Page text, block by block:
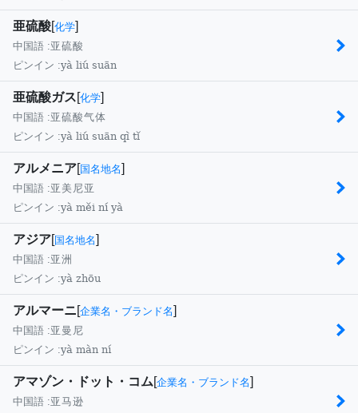
亜硫酸[化学]
中国語 :亚硫酸
ピンイン :yà liú suān
亜硫酸ガス[化学]
中国語 :亚硫酸气体
ピンイン :yà liú suān qì tǐ
アルメニア[国名地名]
中国語 :亚美尼亚
ピンイン :yà měi ní yà
アジア[国名地名]
中国語 :亚洲
ピンイン :yà zhōu
アルマーニ[企業名・ブランド名]
中国語 :亚曼尼
ピンイン :yà màn ní
アマゾン・ドット・コム[企業名・ブランド名]
中国語 :亚马逊